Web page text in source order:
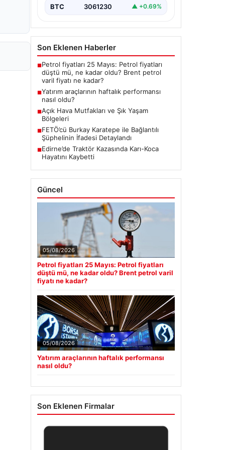
BTC 3061230 ▲ +0.69%
Son Eklenen Haberler
■Petrol fiyatları 25 Mayıs: Petrol fiyatları
düştü mü, ne kadar oldu? Brent petrol
varil fiyatı ne kadar?
■Yatırım araçlarının haftalık performansı
nasıl oldu?
■Açık Hava Mutfakları ve Şık Yaşam
Bölgeleri
■FETÖ’cü Burkay Karatepe ile Bağlantılı
Şüphelinin İfadesi Detaylandı
■Edirne’de Traktör Kazasında Karı-Koca
Hayatını Kaybetti
Güncel
05/08/2026
Petrol fiyatları 25 Mayıs: Petrol fiyatları
düştü mü, ne kadar oldu? Brent petrol varil
fiyatı ne kadar?
05/08/2026
Yatırım araçlarının haftalık performansı
nasıl oldu?
Son Eklenen Firmalar